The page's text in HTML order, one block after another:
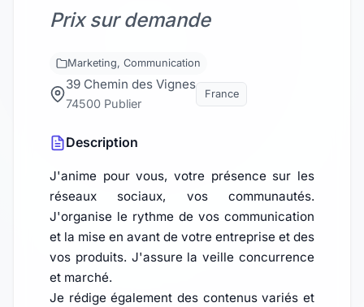
Prix sur demande
Marketing, Communication
39 Chemin des Vignes
74500 Publier
France
Description
J'anime pour vous, votre présence sur les
réseaux sociaux, vos communautés.
J'organise le rythme de vos communication
et la mise en avant de votre entreprise et des
vos produits. J'assure la veille concurrence
et marché.
Je rédige également des contenus variés et